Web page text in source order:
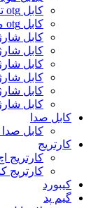
کابل otg تایپ سی
کابل otg میکرو
کابل
کابل
کابل
کابل
کابل
کابل
کابل صدا
کابل صدا 90 درجه
کارتریج
کارتریج
کارتریج
کیبورد
گیم پد